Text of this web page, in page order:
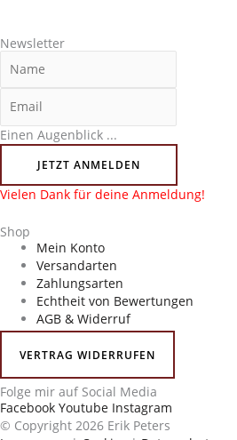
Newsletter
Einen Augenblick ...
JETZT ANMELDEN
Vielen Dank für deine Anmeldung!
Shop
Mein Konto
Versandarten
Zahlungsarten
Echtheit von Bewertungen
AGB & Widerruf
VERTRAG WIDERRUFEN
Folge mir auf Social Media
Facebook Youtube Instagram
© Copyright 2026 Erik Peters